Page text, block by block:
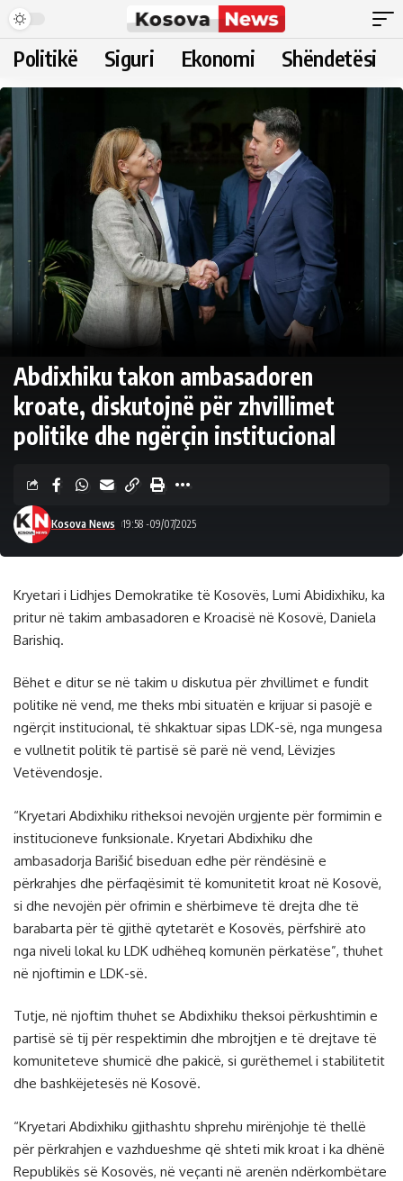
Politikë Siguri Ekonomi Shëndetësi
Abdixhiku takon ambasadoren
kroate, diskutojnë për zhvillimet
politike dhe ngërçin institucional
Kosova News 19:58 -09/07/2025
Kryetari i Lidhjes Demokratike të Kosovës, Lumi Abidixhiku, ka
pritur në takim ambasadoren e Kroacisë në Kosovë, Daniela
Barishiq.
Bëhet e ditur se në takim u diskutua për zhvillimet e fundit
politike në vend, me theks mbi situatën e krijuar si pasojë e
ngërçit institucional, të shkaktuar sipas LDK-së, nga mungesa
e vullnetit politik të partisë së parë në vend, Lëvizjes
Vetëvendosje.
“Kryetari Abdixhiku ritheksoi nevojën urgjente për formimin e
institucioneve funksionale. Kryetari Abdixhiku dhe
ambasadorja Barišić biseduan edhe për rëndësinë e
përkrahjes dhe përfaqësimit të komunitetit kroat në Kosovë,
si dhe nevojën për ofrimin e shërbimeve të drejta dhe të
barabarta për të gjithë qytetarët e Kosovës, përfshirë ato
nga niveli lokal ku LDK udhëheq komunën përkatëse”, thuhet
në njoftimin e LDK-së.
Tutje, në njoftim thuhet se Abdixhiku theksoi përkushtimin e
partisë së tij për respektimin dhe mbrojtjen e të drejtave të
komuniteteve shumicë dhe pakicë, si gurëthemel i stabilitetit
dhe bashkëjetesës në Kosovë.
“Kryetari Abdixhiku gjithashtu shprehu mirënjohje të thellë
për përkrahjen e vazhdueshme që shteti mik kroat i ka dhënë
Republikës së Kosovës, në veçanti në arenën ndërkombëtare